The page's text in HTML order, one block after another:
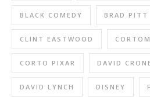
BLACK COMEDY BRAD PITT
CLINT EASTWOOD
CORTO PIXAR DAVID
DAVID LYNCH DISNEY